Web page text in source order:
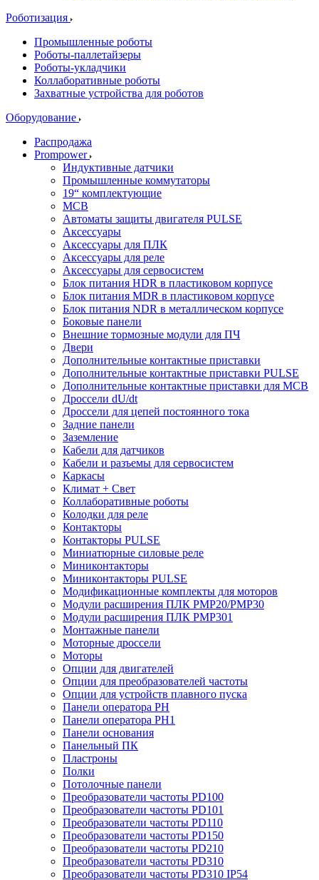
Роботизация
Промышленные роботы
Роботы-паллетайзеры
Роботы-укладчики
Коллаборативные роботы
Захватные устройства для роботов
Оборудование
Распродажа
Prompower
Индуктивные датчики
Промышленные коммутаторы
19“ комплектующие
MCB
Автоматы защиты двигателя PULSE
Аксессуары
Аксессуары для ПЛК
Аксессуары для реле
Аксессуары для сервосистем
Блок питания HDR в пластиковом корпусе
Блок питания MDR в пластиковом корпусе
Блок питания NDR в металлическом корпусе
Боковые панели
Внешние тормозные модули для ПЧ
Двери
Дополнительные контактные приставки
Дополнительные контактные приставки PULSE
Дополнительные контактные приставки для MCB
Дроссели dU/dt
Дроссели для цепей постоянного тока
Задние панели
Заземление
Кабели для датчиков
Кабели и разъемы для сервосистем
Каркасы
Климат + Свет
Коллаборативные роботы
Колодки для реле
Контакторы
Контакторы PULSE
Миниатюрные силовые реле
Миниконтакторы
Миниконтакторы PULSE
Модификационные комплекты для моторов
Модули расширения ПЛК PMP20/PMP30
Модули расширения ПЛК PMP301
Монтажные панели
Моторные дроссели
Моторы
Опции для двигателей
Опции для преобразователей частоты
Опции для устройств плавного пуска
Панели оператора PH
Панели оператора PH1
Панели основания
Панельный ПК
Пластроны
Полки
Потолочные панели
Преобразователи частоты PD100
Преобразователи частоты PD101
Преобразователи частоты PD110
Преобразователи частоты PD150
Преобразователи частоты PD210
Преобразователи частоты PD310
Преобразователи частоты PD310 IP54